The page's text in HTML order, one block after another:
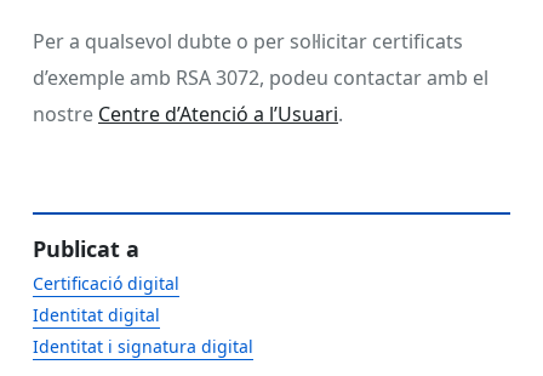
Per a qualsevol dubte o per sol·licitar certificats
d’exemple amb RSA 3072, podeu contactar amb el
nostre Centre d’Atenció a l’Usuari.
Publicat a
Certificació digital
Identitat digital
Identitat i signatura digital